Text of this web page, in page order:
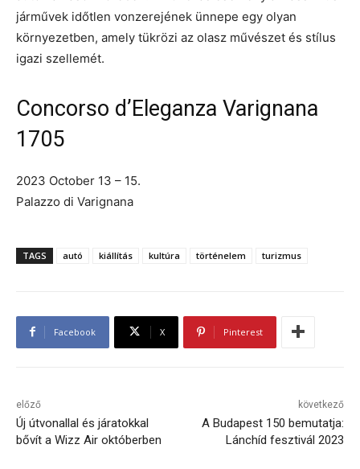
járművek időtlen vonzerejének ünnepe egy olyan
környezetben, amely tükrözi az olasz művészet és stílus
igazi szellemét.
Concorso d’Eleganza Varignana
1705
2023 October 13 – 15.
Palazzo di Varignana
TAGS autó kiállítás kultúra történelem turizmus
Facebook X Pinterest
előző
Új útvonallal és járatokkal
bővít a Wizz Air októberben
következő
A Budapest 150 bemutatja:
Lánchíd fesztivál 2023